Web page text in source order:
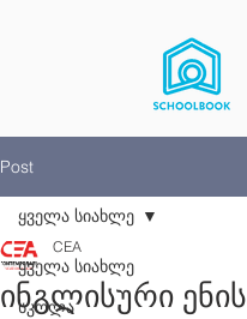
Post
ყველა სიახლე
სკოლა
ყველა სიახლე
ინგლისური ენის
CEA